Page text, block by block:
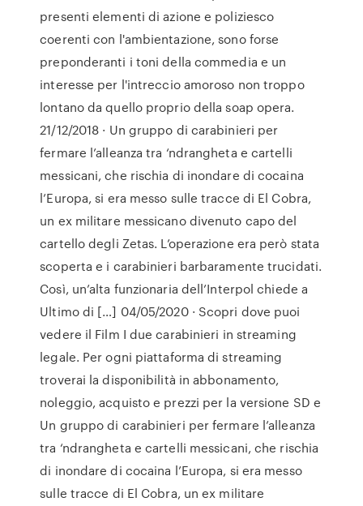
presenti elementi di azione e poliziesco
coerenti con l'ambientazione, sono forse
preponderanti i toni della commedia e un
interesse per l'intreccio amoroso non troppo
lontano da quello proprio della soap opera.
21/12/2018 · Un gruppo di carabinieri per
fermare l’alleanza tra ‘ndrangheta e cartelli
messicani, che rischia di inondare di cocaina
l’Europa, si era messo sulle tracce di El Cobra,
un ex militare messicano divenuto capo del
cartello degli Zetas. L’operazione era però stata
scoperta e i carabinieri barbaramente trucidati.
Così, un’alta funzionaria dell’Interpol chiede a
Ultimo di […] 04/05/2020 · Scopri dove puoi
vedere il Film I due carabinieri in streaming
legale. Per ogni piattaforma di streaming
troverai la disponibilità in abbonamento,
noleggio, acquisto e prezzi per la versione SD e
Un gruppo di carabinieri per fermare l’alleanza
tra ‘ndrangheta e cartelli messicani, che rischia
di inondare di cocaina l’Europa, si era messo
sulle tracce di El Cobra, un ex militare